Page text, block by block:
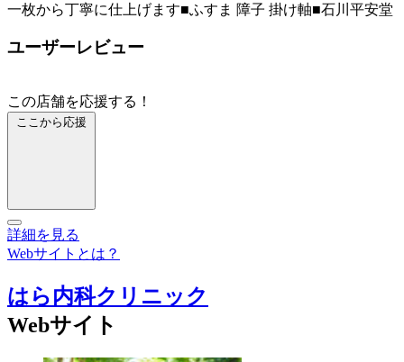
一枚から丁寧に仕上げます■ふすま 障子 掛け軸■石川平安堂
ユーザーレビュー
この店舗を応援する！
ここから応援
詳細を見る
Webサイトとは？
はら内科クリニック
Webサイト